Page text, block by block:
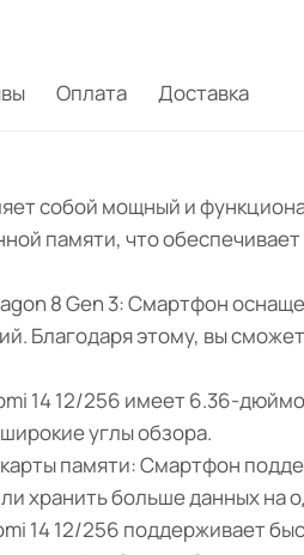
Оплата Доставка
собой мощный и
памяти, что
8 Gen 3: Смартфон
Благодаря этому, вы
14 12/256 имеет 6.36-
углы обзора.
памяти: Смартфон
хранить больше данных на
14 12/256 поддерживает